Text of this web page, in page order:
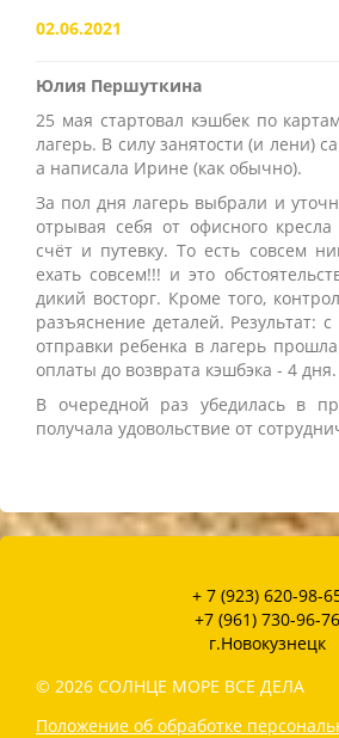
02.06.2021
Юлия Першуткина
25 мая стартовал кэшбек по
лагерь. В силу занятости (и лени)
а написала Ирине (как обычно).
За пол дня лагерь выбрали и
отрывая себя от офисного кресла
счёт и путевку. То есть совсем
ехать совсем!!! и это
дикий восторг. Кроме того,
разъяснение деталей. Результат:
отправки ребенка в лагерь
оплаты до возврата кэшбэка - 4 дня.
В очередной раз убедилась в
получала удовольствие от
+ 7 (923) 620-98-
+7 (961) 730-96-76
г.Новокузнецк
© 2026 СОЛНЦЕ МОРЕ ВСЕ ДЕЛА
Положение об обработке